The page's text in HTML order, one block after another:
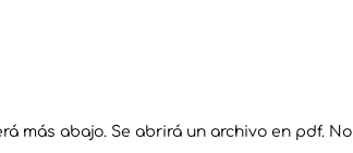
más abajo. Se abrirá un archivo en pdf. No